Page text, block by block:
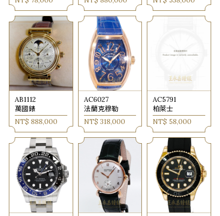
AB1112
萬國錶
NT$ 888,000
AC6027
法蘭克穆勒
NT$ 318,000
AC5791
柏萊士
NT$ 58,000